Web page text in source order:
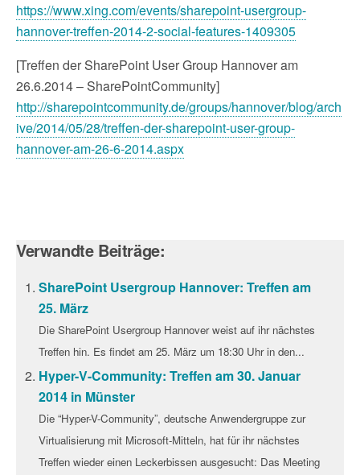
https://www.xing.com/events/sharepoint-usergroup-
hannover-treffen-2014-2-social-features-1409305
[Treffen der SharePoint User Group Hannover am
26.6.2014 – SharePointCommunity]
http://sharepointcommunity.de/groups/hannover/blog/arch
ive/2014/05/28/treffen-der-sharepoint-user-group-
hannover-am-26-6-2014.aspx
Verwandte Beiträge:
SharePoint Usergroup Hannover: Treffen am
25. März
Die SharePoint Usergroup Hannover weist auf ihr nächstes
Treffen hin. Es findet am 25. März um 18:30 Uhr in den...
Hyper-V-Community: Treffen am 30. Januar
2014 in Münster
Die “Hyper-V-Community”, deutsche Anwendergruppe zur
Virtualisierung mit Microsoft-Mitteln, hat für ihr nächstes
Treffen wieder einen Leckerbissen ausgesucht: Das Meeting